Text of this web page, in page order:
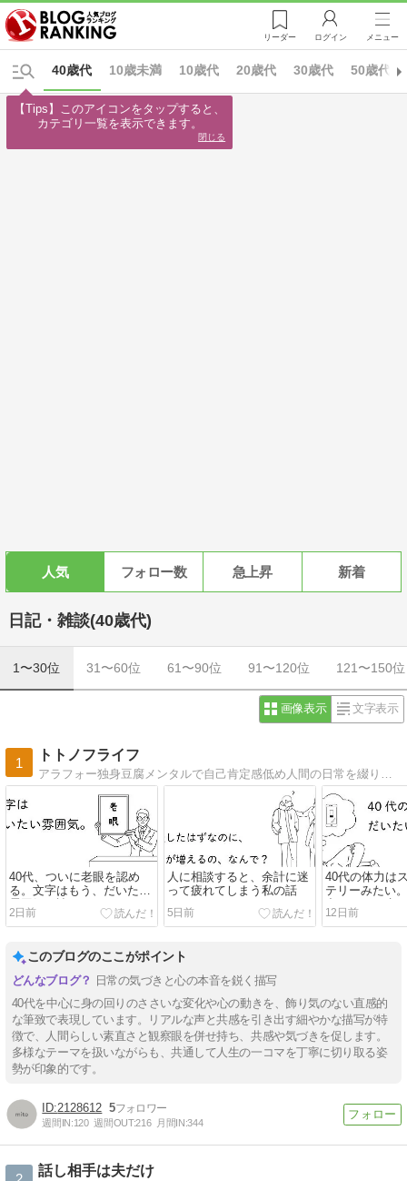
リーダー ログイン メニュー
10歳未満 10歳代 20歳代 30歳代
40歳代 50歳代
人気 フォロー数 急上昇 新着
日記・雑談(40歳代)
1〜30位 31〜60位 61〜90位 91〜120位 121〜150位
画像表示 文字表示
1
トトノフライフ
40代、ついに老眼を認め
る。文字はもう、だいたい
雰囲気で読んでいます。
2日前
人に相談すると、余計に迷
って疲れてしまう私の話
5日前
40代の体力は
テリーみたい
力モードで生
12日前
このブログのここがポイント
日常の気づきと心の本音を鋭く描写
40代を中心に身の回りのささいな変化や心の動きを、飾り気のない直感的
な筆致で表現しています。リアルな声と共感を引き出す細やかな描写が特
徴で、人間らしい素直さと観察眼を併せ持ち、共感や気づきを促します。
多様なテーマを扱いながらも、共通して人生の一コマを丁寧に切り取る姿
勢が印象的です。
2128612 5
週間IN:120 週間OUT:216 月間IN:344
話し相手は夫だけ
【Tips】このアイコンをタップすると、
カテゴリ一覧を表示できます。
閉じる